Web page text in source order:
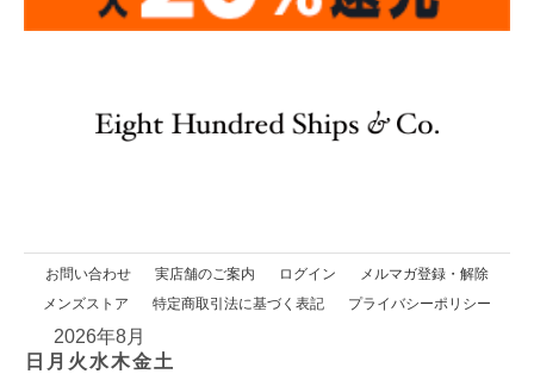
お問い合わせ 実店舗のご案内 ログイン
メルマガ登録・解除
メンズストア
特定商取引法に基づく表記 プライバシーポリシー
2026年8月
日 月 火 水木金土